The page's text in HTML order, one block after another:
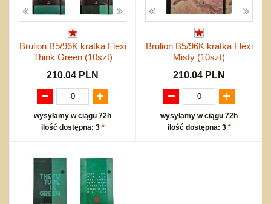
Brulion B5/96K kratka Flexi
Think Green (10szt)
210.04 PLN
wysyłamy w ciągu 72h
ilość dostępna: 3 *
Brulion B5/96K kratka Flexi
Misty (10szt)
210.04 PLN
wysyłamy w ciągu 72h
ilość dostępna: 3 *